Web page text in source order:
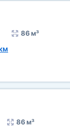
86 м³
86 м³